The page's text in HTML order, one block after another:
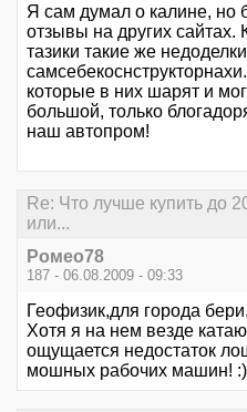
Я сам думал о калине, но
отзывы на других сайтах.
тазики такие же
которые в них шарят и
большой, только
наш автопром!
Re: Что лучше купить до
или...
Ромео78
187 - 06.08.2009 - 09:33
Геофизик,для города
Хотя я на нем везде
ощущается недостаток
мошных рабочих машин! :)